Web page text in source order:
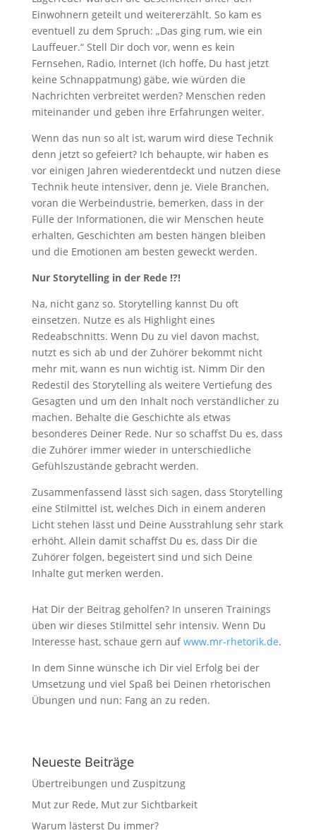
Einwohnern geteilt und weitererzählt. So kam es
eventuell zu dem Spruch: „Das ging rum, wie ein
Lauffeuer.“ Stell Dir doch vor, wenn es kein
Fernsehen, Radio, Internet (Ich hoffe, Du hast jetzt
keine Schnappatmung) gäbe, wie würden die
Nachrichten verbreitet werden? Menschen reden
miteinander und geben ihre Erfahrungen weiter.
Wenn das nun so alt ist, warum wird diese Technik
denn jetzt so gefeiert? Ich behaupte, wir haben es
vor einigen Jahren wiederentdeckt und nutzen diese
Technik heute intensiver, denn je. Viele Branchen,
voran die Werbeindustrie, bemerken, dass in der
Fülle der Informationen, die wir Menschen heute
erhalten, Geschichten am besten hängen bleiben
und die Emotionen am besten geweckt werden.
Nur Storytelling in der Rede !?!
Na, nicht ganz so. Storytelling kannst Du oft
einsetzen. Nutze es als Highlight eines
Redeabschnitts. Wenn Du zu viel davon machst,
nutzt es sich ab und der Zuhörer bekommt nicht
mehr mit, wann es nun wichtig ist. Nimm Dir den
Redestil des Storytelling als weitere Vertiefung des
Gesagten und um den Inhalt noch verständlicher zu
machen. Behalte die Geschichte als etwas
besonderes Deiner Rede. Nur so schaffst Du es, dass
die Zuhörer immer wieder in unterschiedliche
Gefühlszustände gebracht werden.
Zusammenfassend lässt sich sagen, dass Storytelling
eine Stilmittel ist, welches Dich in einem anderen
Licht stehen lässt und Deine Ausstrahlung sehr stark
erhöht. Allein damit schaffst Du es, dass Dir die
Zuhörer folgen, begeistert sind und sich Deine
Inhalte gut merken werden.
Hat Dir der Beitrag geholfen? In unseren Trainings
üben wir dieses Stilmittel sehr intensiv. Wenn Du
Interesse hast, schaue gern aufwww.mr-rhetorik.de.
In dem Sinne wünsche ich Dir viel Erfolg bei der
Umsetzung und viel Spaß bei Deinen rhetorischen
Übungen und nun: Fang an zu reden.
Neueste Beiträge
Übertreibungen und Zuspitzung
Mut zur Rede, Mut zur Sichtbarkeit
Warum lästerst Du immer?